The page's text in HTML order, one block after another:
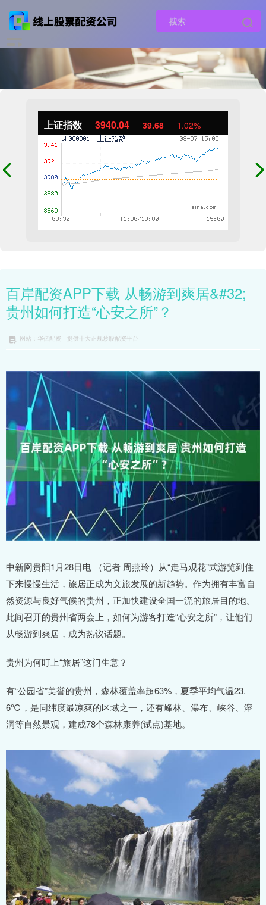
上证指数 3940.04 39.68 1.02%
百岸配资APP下载 从畅游到爽居&#32;
贵州如何打造“心安之所”？
网站：华亿配资—提供十大正规炒股配资平台
中新网贵阳1月28日电 （记者 周燕玲）从“走马观花”式游览到住
下来慢慢生活，旅居正成为文旅发展的新趋势。作为拥有丰富自
然资源与良好气候的贵州，正加快建设全国一流的旅居目的地。
此间召开的贵州省两会上，如何为游客打造“心安之所”，让他们
从畅游到爽居，成为热议话题。
贵州为何盯上“旅居”这门生意？
有“公园省”美誉的贵州，森林覆盖率超63%，夏季平均气温23.
6℃，是同纬度最凉爽的区域之一，还有峰林、瀑布、峡谷、溶
洞等自然景观，建成78个森林康养(试点)基地。